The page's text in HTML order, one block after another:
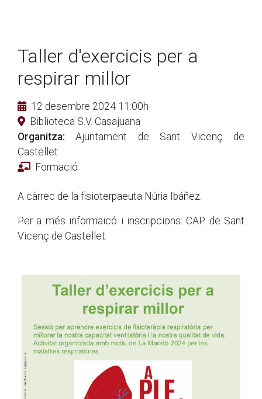
Taller d'exercicis per a
respirar millor
12 desembre 2024 11:00h
Biblioteca S.V. Casajuana
Organitza:
Ajuntament de Sant Vicenç de
Castellet
Formació
A càrrec de la fisioterpaeuta Núria Ibáñez.
Per a més informaicó i inscripcions: CAP de Sant
Vicenç de Castellet.